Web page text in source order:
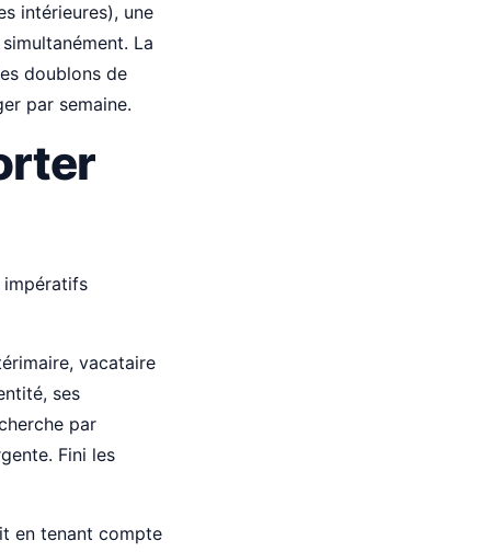
intérieures), une
La
doublons de
par semaine.
impératifs
vacataire
ses
par
Fini les
en tenant compte